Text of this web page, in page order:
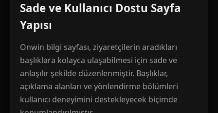
Sade ve Kullanıcı Dostu Sayfa
Yapısı
Onwin bilgi sayfası, ziyaretçilerin aradıkları
başlıklara kolayca ulaşabilmesi için sade ve
anlaşılır şekilde düzenlenmiştir. Başlıklar,
açıklama alanları ve yönlendirme bölümleri
kullanıcı deneyimini destekleyecek biçimde